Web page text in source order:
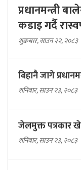
प्रधानमन्त्री
कडाइ गर्दै
शुक्रबार, साउन २२, २०८३
बिहानै जागे
शनिबार, साउन २३, २०८३
जेलमुक्त पत्रकार
शनिबार, साउन २३, २०८३